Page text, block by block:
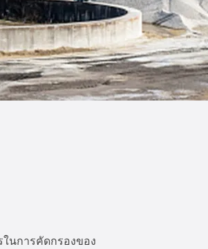
นการคัดกรองของ